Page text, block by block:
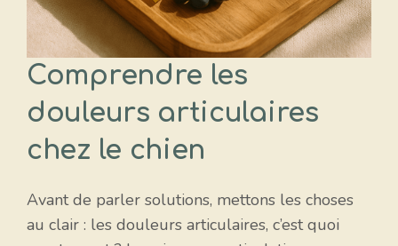
Comprendre les
douleurs articulaires
chez le chien
Avant de parler solutions, mettons les choses
au clair : les douleurs articulaires, c’est quoi